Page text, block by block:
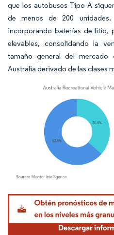
que los autobuses Tipo A
de menos de 200 unidades.
incorporando baterías de litio,
elevables, consolidando la
tamaño general del mercado
Australia derivado de las clases
Imagen © Mordor Intelligence. El uso